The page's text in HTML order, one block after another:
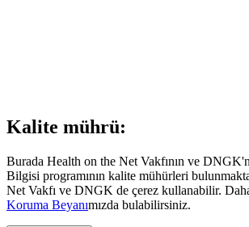
Kalite mührü:
Burada Health on the Net Vakfının ve
Bilgisi programının kalite mühürleri
Net Vakfı ve DNGK de çerez kullanabilir.
Koruma Beyanımızda bulabilirsiniz.